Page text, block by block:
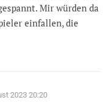
Mir würden da
einfallen, die
2023 20:20